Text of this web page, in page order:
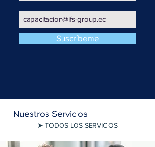
Suscríbeme
Nuestros Servicios
➤ TODOS LOS SERVICIOS